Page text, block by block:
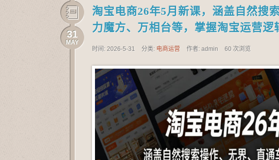
31
MAY
淘宝电商26年5月新课，涵盖自然搜
力魔方、万相台等，掌握淘宝运营
时间: 2026-5-31 分类: 电商运营 作者: admin 60 次浏览